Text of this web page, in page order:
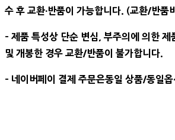
수 후 교환∙반품이 가능합니다. (교환/반품
- 제품 특성상 단순 변심, 부주의에 의한 제
및 개봉한 경우 교환/반품이 불가합니다.
- 네이버페이 결제 주문은동일 상품/동일